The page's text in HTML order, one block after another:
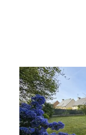
BEAUSSAIS SUR
180,97 m2
, 7
Ref : 1844
Maison à